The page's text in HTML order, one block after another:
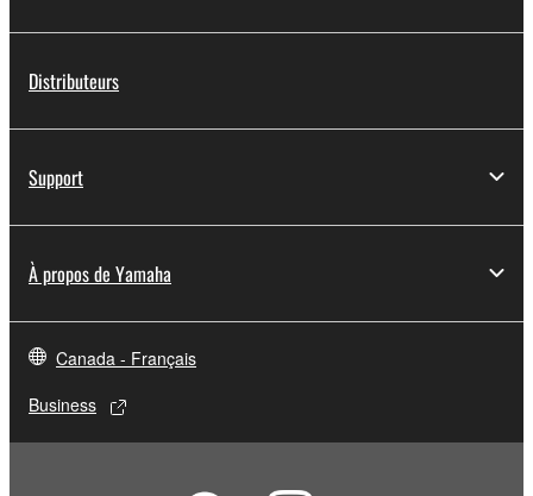
Distributeurs
Support
À propos de Yamaha
Canada - Français
Business